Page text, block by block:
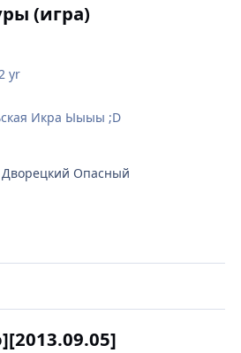
(игра)
yr
Икра Ыыыы ;D
Опасный